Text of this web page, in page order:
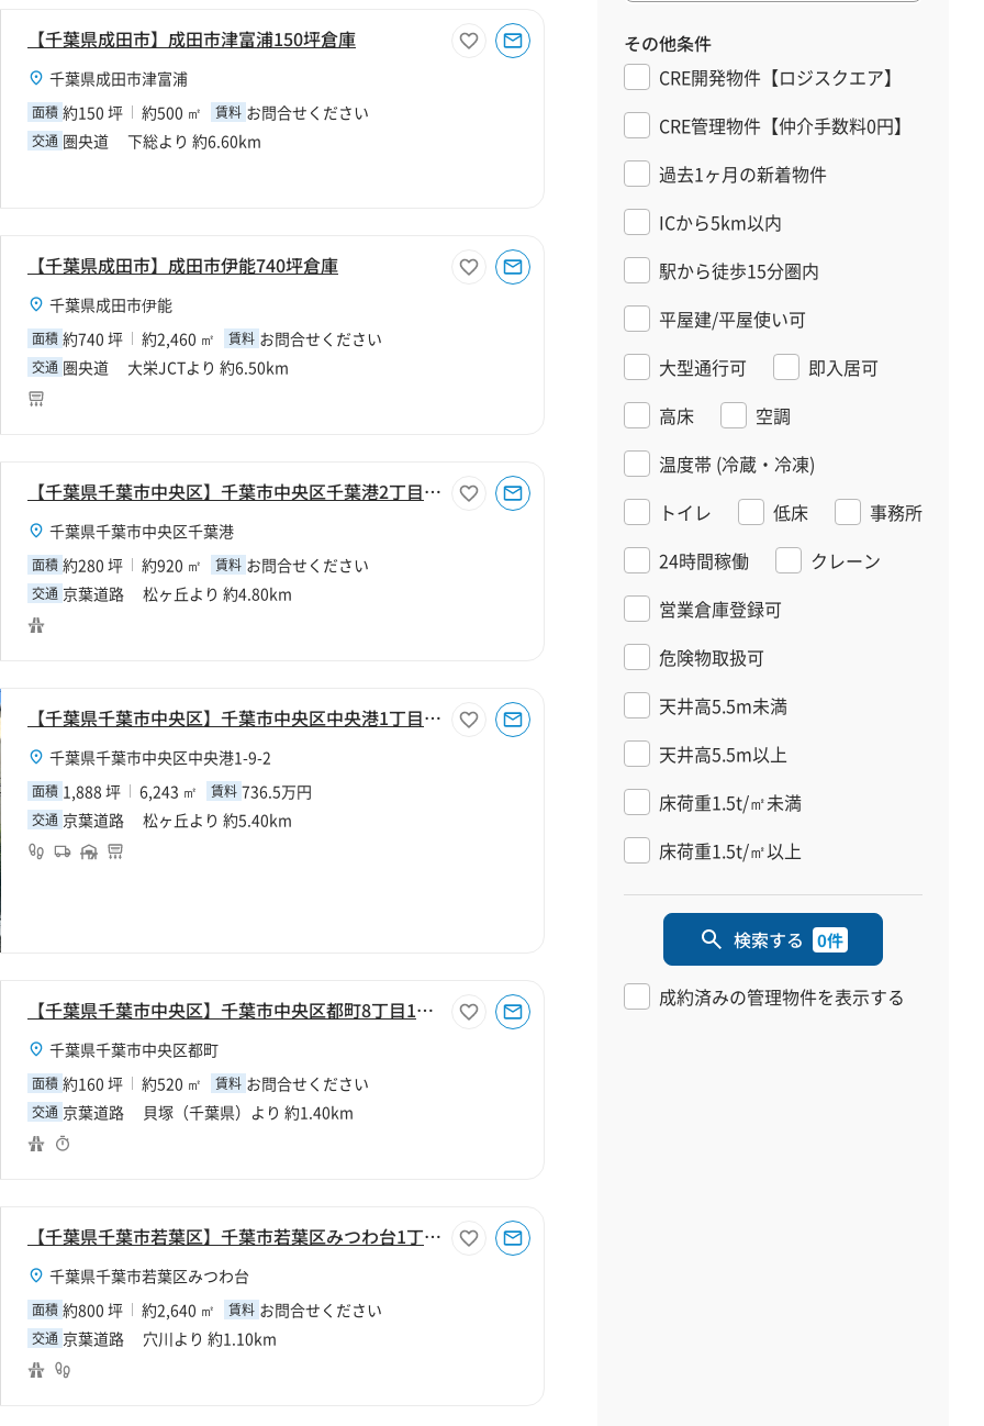
【千葉県成田市】成田市津富浦150坪倉庫
千葉県成田市津富浦
面積 約150 坪 約500 ㎡ 賃料 お問合せください
交通 圏央道 下総より 約6.60km
【千葉県成田市】成田市伊能740坪倉庫
千葉県成田市伊能
面積 約740 坪 約2,460 ㎡ 賃料 お問合せください
交通 圏央道 大栄JCTより 約6.50km
【千葉県千葉市中央区】千葉市中央区千葉港2丁目280坪倉庫
千葉県千葉市中央区千葉港
面積 約280 坪 約920 ㎡ 賃料 お問合せください
交通 京葉道路 松ヶ丘より 約4.80km
【千葉県千葉市中央区】千葉市中央区中央港1丁目1888坪倉庫
千葉県千葉市中央区中央港1-9-2
面積 1,888 坪 6,243 ㎡ 賃料 736.5万円
交通 京葉道路 松ヶ丘より 約5.40km
【千葉県千葉市中央区】千葉市中央区都町8丁目160坪倉庫
千葉県千葉市中央区都町
面積 約160 坪 約520 ㎡ 賃料 お問合せください
交通 京葉道路 貝塚（千葉県）より 約1.40km
【千葉県千葉市若葉区】千葉市若葉区みつわ台1丁目800坪倉庫
千葉県千葉市若葉区みつわ台
面積 約800 坪 約2,640 ㎡ 賃料 お問合せください
交通 京葉道路 穴川より 約1.10km
その他条件
CRE開発物件【ロジスクエア】
CRE管理物件【仲介手数料0円】
過去1ヶ月の新着物件
ICから5km以内
駅から徒歩15分圏内
平屋建/平屋使い可
大型通行可
即入居可
高床
空調
温度帯 (冷蔵・冷凍)
トイレ
低床
事務所
24時間稼働
クレーン
営業倉庫登録可
危険物取扱可
天井高5.5m未満
天井高5.5m以上
床荷重1.5t/㎡未満
床荷重1.5t/㎡以上
検索する 0件
成約済みの管理物件を表示する